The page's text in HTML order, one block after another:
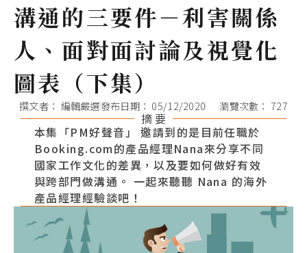
溝通的三要件－利害關係
人、面對面討論及視覺化
圖表（下集）
撰文者： 編輯嚴選發布日期： 05/12/2020 瀏覽次數： 727
摘 要
本集「PM好聲音」 邀請到的是目前任職於
Booking.com的產品經理Nana來分享不同
國家工作文化的差異，以及要如何做好有效
與跨部門做溝通。 一起來聽聽 Nana 的海外
產品經理經驗談吧！